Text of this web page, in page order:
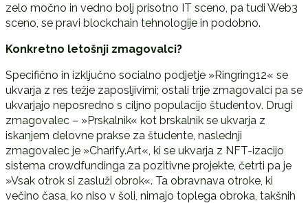
zelo močno in vedno bolj prisotno IT sceno, pa tudi Web3
sceno, se pravi blockchain tehnologije in podobno.
Konkretno letošnji zmagovalci?
Specifično in izključno socialno podjetje »Ringring12« se
ukvarja z res težje zaposljivimi; ostali trije zmagovalci pa se
ukvarjajo neposredno s ciljno populacijo študentov. Drugi
zmagovalec – »Prskalnik« kot brskalnik se ukvarja z
iskanjem delovne prakse za študente, naslednji
zmagovalec je »Charify.Art«, ki se ukvarja z NFT-izacijo
sistema crowdfundinga za pozitivne projekte, četrti pa je
»Vsak otrok si zasluži obrok«. Ta obravnava otroke, ki
večino časa, ko niso v šoli, nimajo toplega obroka, takšnih